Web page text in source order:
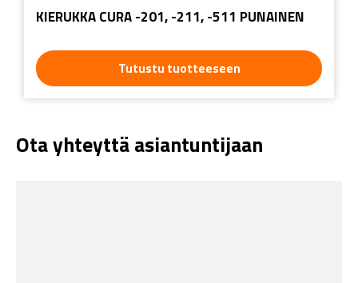
KIERUKKA CURA -201, -211, -511 PUNAINEN
Tutustu tuotteeseen
Ota yhteyttä asiantuntijaan